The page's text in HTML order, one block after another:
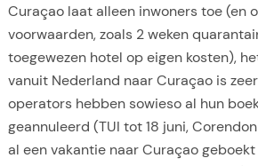
Curaçao laat alleen inwoners toe (en
voorwaarden, zoals 2 weken
toegewezen hotel op eigen kosten),
vanuit Nederland naar Curaçao is
operators hebben sowieso al hun
geannuleerd (TUI tot 18 juni,
al een vakantie naar Curaçao